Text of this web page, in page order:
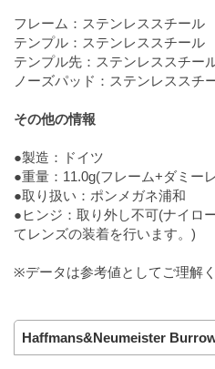
フレーム：ステンレススチール
テンプル：ステンレススチール
テンプル先：ステンレススチー
ノーズパッド：ステンレススチ
その他の情報
●製造：ドイツ
●重量：11.0g(フレーム+ダミー
●取り扱い：ポンメガネ浦和
●ヒンジ：取り外し不可(ナイロ
てレンズの装着を行います。)
※データは参考値としてご理解く
Haffmans&Neumeister